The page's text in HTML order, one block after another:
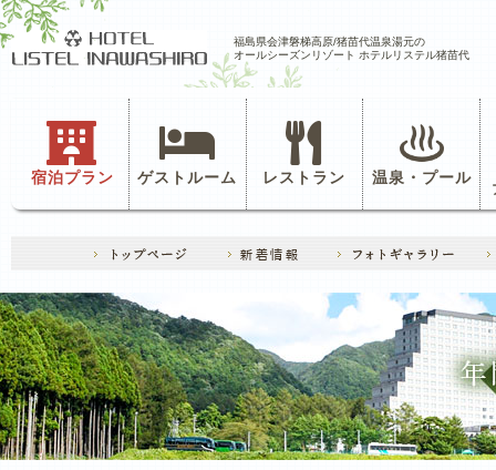
福島県会津磐梯高原/猪苗代温泉湯元の
オールシーズンリゾート ホテルリステル猪苗代
宿泊プラン ゲストルーム レストラン 温泉・プール